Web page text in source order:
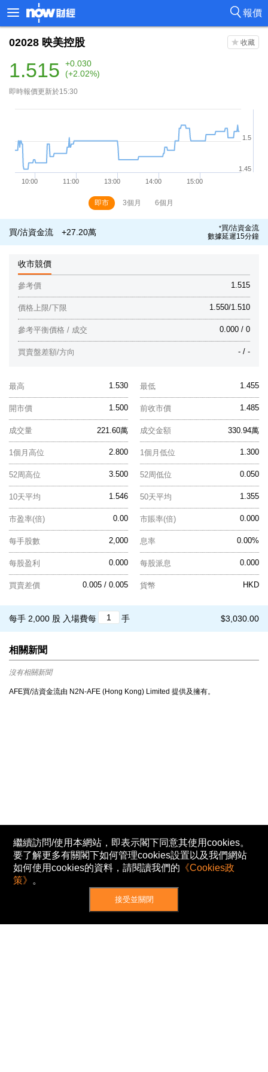
報價
02028 映美控股
1.515
+0.030
(+2.02%)
即時報價更新於15:30
即市 3個月 6個月
買/沽資金流 +27.20萬 *買/沽資金流
數據延遲15分鐘
收市競價
1.515
參考價
1.550/1.510
價格上限/下限
0.000 / 0
參考平衡價格 / 成交
- / -
買賣盤差額/方向
1.530
最高 1.455
最低
1.500
開市價 1.485
前收市價
221.60萬
成交量 330.94萬
成交金額
2.800
1個月高位 1.300
1個月低位
3.500
52周高位 0.050
52周低位
1.546
10天平均 1.355
50天平均
0.00
市盈率(倍) 0.000
市賬率(倍)
2,000
每手股數 0.00%
息率
0.000
每股盈利 0.000
每股派息
0.005 / 0.005
買賣差價 HKD
貨幣
$3,030.00
每手 2,000 股 入場費每 手
相關新聞
沒有相關新聞
AFE買/沽資金流由 N2N-AFE (Hong Kong) Limited 提供及擁有。
繼續訪問/使用本網站，即表示閣下同意其使用cookies。
要了解更多有關閣下如何管理cookies設置以及我們網站
如何使用cookies的資料，請閱讀我們的 《Cookies政
策》 。
接受並關閉